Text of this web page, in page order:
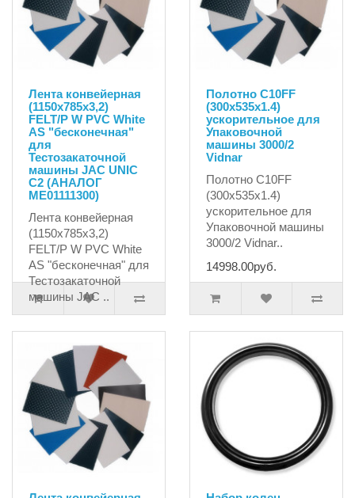
Лента конвейерная
(1150х785х3,2)
FELT/P W PVC White
AS "бесконечная"
для
Тестозакаточной
машины JAC UNIC
C2 (АНАЛОГ
ME01111300)
Лента конвейерная
(1150х785х3,2)
FELT/P W PVC White
AS "бесконечная" для
Тестозакаточной
машины JAC ..
Полотно C10FF
(300х535x1.4)
ускорительное для
Упаковочной
машины 3000/2
Vidnar
Полотно C10FF
(300х535x1.4)
ускорительное для
Упаковочной машины
3000/2 Vidnar..
14998.00руб.